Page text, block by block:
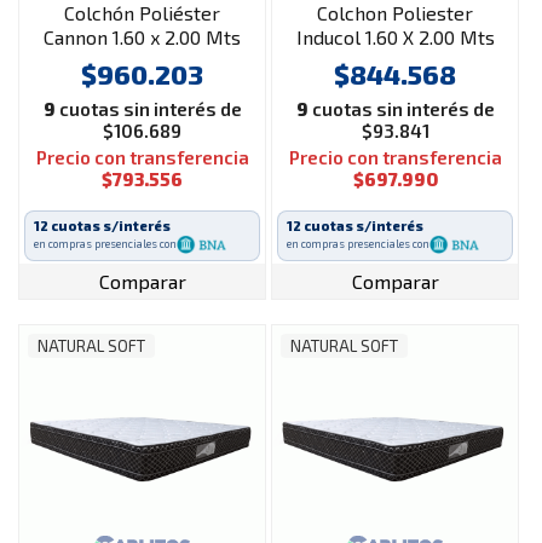
Colchón Poliéster
Cannon 1.60 x 2.00 Mts
Renovation
$960.203
9 cuotas sin interés de
$106.689
Precio con transferencia
$793.556
12 cuotas s/interés
en compras presenciales con
Comparar
Colchon Poliester
Inducol 1.60 X 2.00 Mts
Nimbus Firm
$844.568
9 cuotas sin interés de
$93.841
Precio con transferencia
$697.990
12 cuotas s/interés
en compras presenciales con
Comparar
NATURAL SOFT NATURAL SOFT